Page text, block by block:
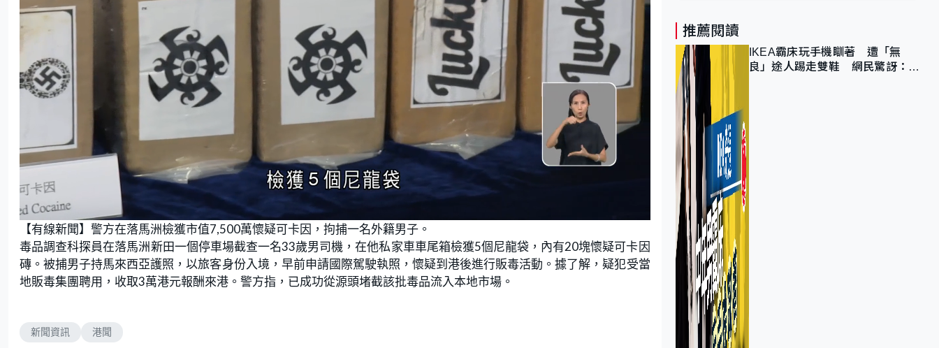
U
n
m
u
t
e
a
d
e
d
:
6
5
8
5
【有線新聞】警方在落馬洲檢獲市值7,500萬懷疑可卡因，拘捕一名外籍男子。
毒品調查科探員在落馬洲新田一個停車場截查一名33歲男司機，在他私家車車尾箱檢獲5個尼龍袋，內有20塊懷疑可卡因
磚。被捕男子持馬來西亞護照，以旅客身份入境，早前申請國際駕駛執照，懷疑到港後進行販毒活動。據了解，疑犯受當
地販毒集團聘用，收取3萬港元報酬來港。警方指，已成功從源頭堵截該批毒品流入本地市場。
新聞資訊 港聞
推薦閱讀
IKEA霸床玩手機瞓著 遭「無
良」途人踢走雙鞋 網民驚訝：冇